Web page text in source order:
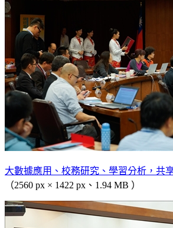
大數據應用、校務研究、學習分析，共
（2560 px × 1422 px、1.94 MB ）